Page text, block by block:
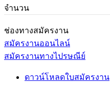
จำนวน
ช่องทางสมัครงาน
สมัครงานออนไลน์
สมัครงานทางไปรษณีย์
ดาวน์โหลดใบสมัครงาน